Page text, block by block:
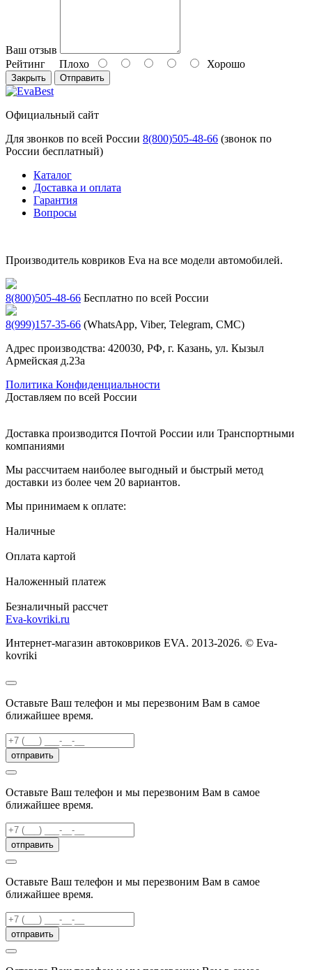
Ваш отзыв
Рейтинг Плохо Хорошо
Закрыть Отправить
Официальный сайт
Для звонков по всей России 8(800)505-48-66 (звонок по
России бесплатный)
Каталог
Доставка и оплата
Гарантия
Вопросы
Производитель ковриков Eva на все модели автомобилей.
8(800)505-48-66 Бесплатно по всей России
8(999)157-35-66 (WhatsApp, Viber, Telegram, СМС)
Адрес производства: 420030, РФ, г. Казань, ул. Кызыл
Армейская д.23а
Политика Конфиденциальности
Доставляем по всей России
Доставка производится Почтой России или Транспортными
компаниями
Мы рассчитаем наиболее выгодный и быстрый метод
доставки из более чем 20 вариантов.
Мы принимаем к оплате:
Наличные
Оплата картой
Наложенный платеж
Безналичный рассчет
Eva-kovriki.ru
Интернет-магазин автоковриков EVA. 2013-2026. © Eva-
kovriki
Оставьте Ваш телефон и мы перезвоним Вам в самое
ближайшее время.
отправить
Оставьте Ваш телефон и мы перезвоним Вам в самое
ближайшее время.
отправить
Оставьте Ваш телефон и мы перезвоним Вам в самое
ближайшее время.
отправить